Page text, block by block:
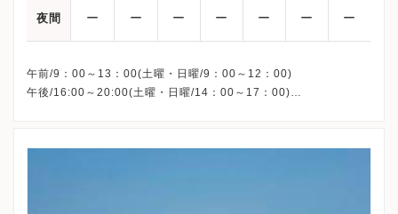
夜間 ー ー ー ー ー ー ー
午前/9：00～13：00(土曜・日曜/9：00～12：00)
午後/16:00～20:00(土曜・日曜/14：00～17：00)